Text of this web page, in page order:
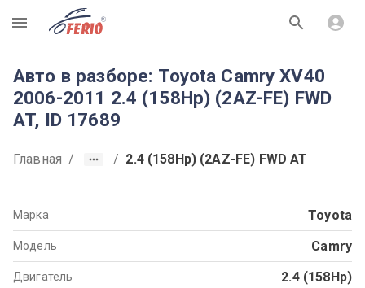
R
Авто в разборе: Toyota Camry XV40
2006-2011 2.4 (158Hp) (2AZ-FE) FWD
AT, ID 17689
Главная / / 2.4 (158Hp) (2AZ-FE) FWD AT
Марка Toyota
Модель Camry
Двигатель 2.4 (158Hp)